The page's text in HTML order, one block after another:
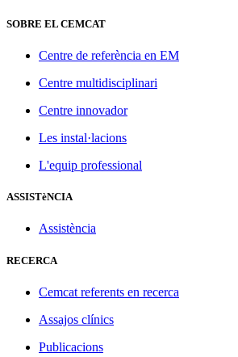
SOBRE EL CEMCAT
Centre de referència en EM
Centre multidisciplinari
Centre innovador
Les instal·lacions
L'equip professional
ASSISTèNCIA
Assistència
RECERCA
Cemcat referents en recerca
Assajos clínics
Publicacions